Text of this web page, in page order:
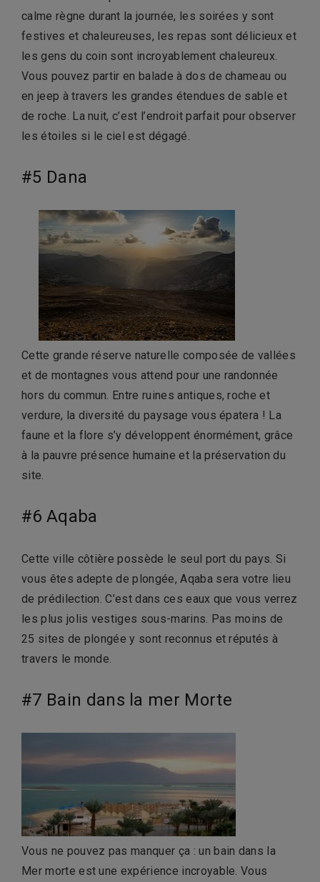
calme règne durant la journée, les soirées y sont
festives et chaleureuses, les repas sont délicieux et
les gens du coin sont incroyablement chaleureux.
Vous pouvez partir en balade à dos de chameau ou
en jeep à travers les grandes étendues de sable et
de roche. La nuit, c’est l’endroit parfait pour observer
les étoiles si le ciel est dégagé.
#5 Dana
Cette grande réserve naturelle composée de vallées
et de montagnes vous attend pour une randonnée
hors du commun. Entre ruines antiques, roche et
verdure, la diversité du paysage vous épatera ! La
faune et la flore s’y développent énormément, grâce
à la pauvre présence humaine et la préservation du
site.
#6 Aqaba
Cette ville côtière possède le seul port du pays. Si
vous êtes adepte de plongée, Aqaba sera votre lieu
de prédilection. C’est dans ces eaux que vous verrez
les plus jolis vestiges sous-marins. Pas moins de
25 sites de plongée y sont reconnus et réputés à
travers le monde.
#7 Bain dans la mer Morte
Vous ne pouvez pas manquer ça : un bain dans la
Mer morte est une expérience incroyable. Vous